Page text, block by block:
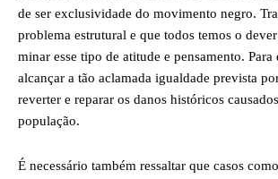
de ser exclusividade do movimento negro.
problema estrutural e que todos temos o
minar esse tipo de atitude e pensamento. Para
alcançar a tão aclamada igualdade prevista
reverter e reparar os danos históricos
população.
É necessário também ressaltar que casos